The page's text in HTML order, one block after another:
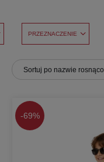
PRZEZNACZENIE
Sortuj po nazwie rosnąco
-69%